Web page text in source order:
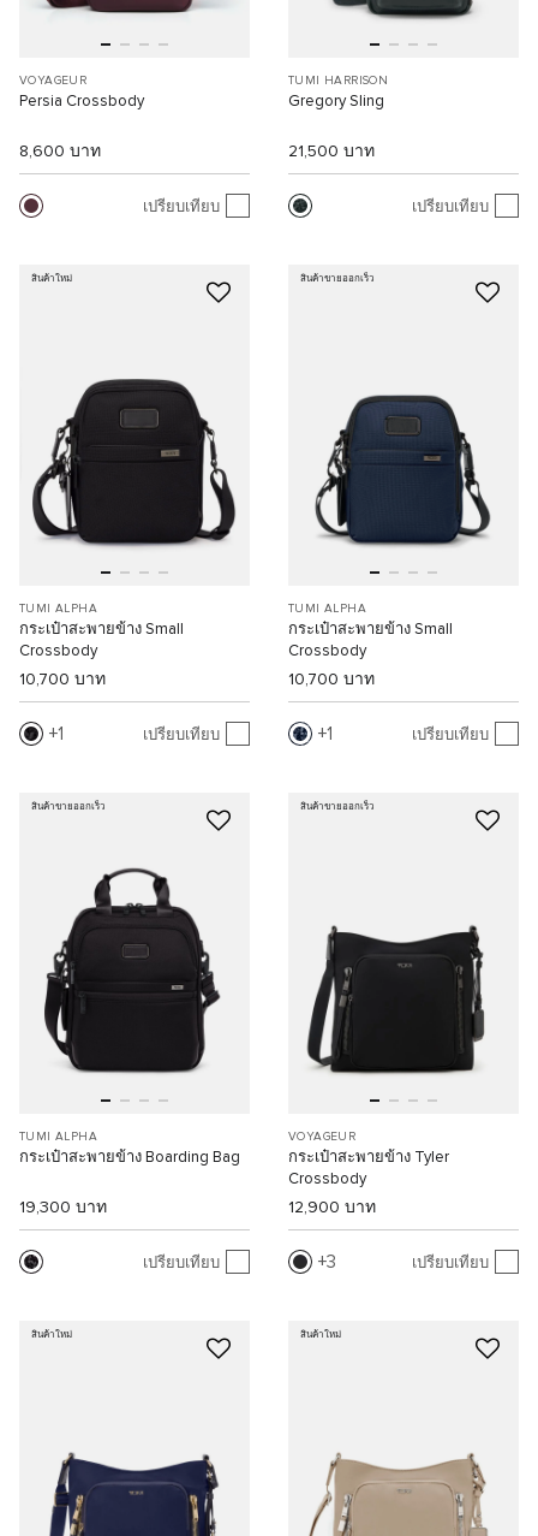
VOYAGEUR
Persia Crossbody
8,600 บาท
เปรียบเทียบ
TUMI HARRISON
Gregory Sling
21,500 บาท
เปรียบเทียบ
สินค้าใหม่
TUMI ALPHA
กระเป๋าสะพายข้าง Small
Crossbody
10,700 บาท
1 เปรียบเทียบ
สินค้าขายออกเร็ว
TUMI ALPHA
กระเป๋าสะพายข้าง Small
Crossbody
10,700 บาท
1 เปรียบเทียบ
สินค้าขายออกเร็ว
TUMI ALPHA
กระเป๋าสะพายข้าง Boarding Bag
19,300 บาท
เปรียบเทียบ
สินค้าขายออกเร็ว
VOYAGEUR
กระเป๋าสะพายข้าง Tyler
Crossbody
12,900 บาท
3 เปรียบเทียบ
สินค้าใหม่ สินค้าใหม่